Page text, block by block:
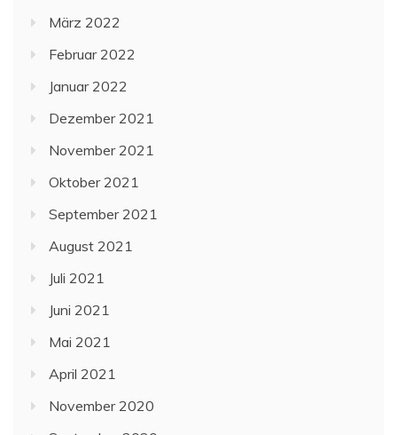
März 2022
Februar 2022
Januar 2022
Dezember 2021
November 2021
Oktober 2021
September 2021
August 2021
Juli 2021
Juni 2021
Mai 2021
April 2021
November 2020